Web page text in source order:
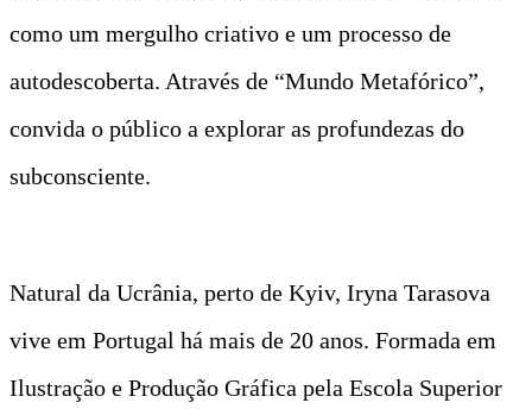
como um mergulho criativo e um processo de
autodescoberta. Através de “Mundo Metafórico”,
convida o público a explorar as profundezas do
subconsciente.
Natural da Ucrânia, perto de Kyiv, Iryna Tarasova
vive em Portugal há mais de 20 anos. Formada em
Ilustração e Produção Gráfica pela Escola Superior